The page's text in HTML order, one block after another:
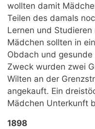
wollten damit
Teilen des damals
Lernen und
Mädchen sollten in
Obdach und
Zweck wurden zwei
Wilten an der
angekauft. Ein
Mädchen Unterkunft
1898